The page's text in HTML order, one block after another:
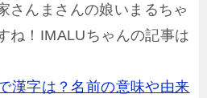
さんまさんの娘いまるちゃ
ね！IMALUちゃんの記事は
漢字は？名前の意味や由来